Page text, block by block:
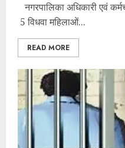
नगरपालिका अधिकारी एवं
5 विधवा महिलाओं...
READ MORE